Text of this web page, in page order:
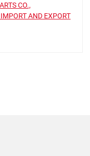
CO.,
AND EXPORT